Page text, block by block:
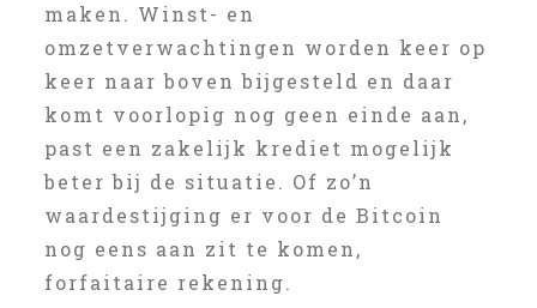
maken. Winst- en
omzetverwachtingen worden keer op
keer naar boven bijgesteld en daar
komt voorlopig nog geen einde aan,
past een zakelijk krediet mogelijk
beter bij de situatie. Of zo’n
waardestijging er voor de Bitcoin
nog eens aan zit te komen,
forfaitaire rekening.